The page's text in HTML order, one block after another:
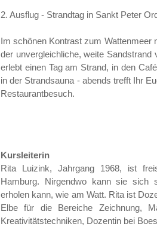
2. Ausflug - Strandtag in Sankt Peter
Im schönen Kontrast zum Wattenmeer
der unvergleichliche, weite Sandstrand
erlebt einen Tag am Strand, in den
in der Strandsauna - abends trefft Ihr
Restaurantbesuch.
Kursleiterin
Rita Luizink, Jahrgang 1968, ist
Hamburg. Nirgendwo kann sie sich
erholen kann, wie am Watt. Rita ist
Elbe für die Bereiche Zeichnung,
Kreativitätstechniken, Dozentin bei